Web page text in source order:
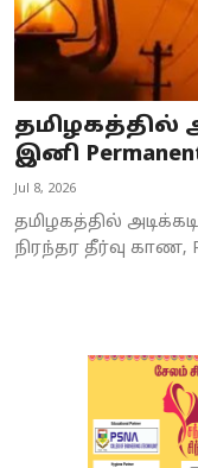
National
Astrology
Spirituality
Weather
தமிழகத்தில்
இனி
Jul 8, 2026
தமிழகத்தில்
நிரந்தர தீர்வு காண,